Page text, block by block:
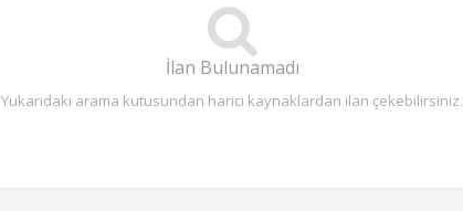
İlan Bulunamadı
Yukarıdaki arama kutusundan harici kaynaklardan ilan çekebilirsiniz.